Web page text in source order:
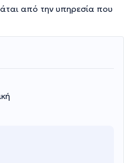
από την υπηρεσία που